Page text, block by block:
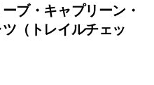
ブ・キャプリーン・
（トレイルチェッ